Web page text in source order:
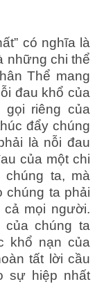
có nghĩa là
những chi thể
Thể mang
đau khổ của
gọi riêng của
đẩy chúng
là nỗi đau
của một chi
chúng ta, mà
chúng ta phải
mọi người.
của chúng ta
khổ nạn của
tất lời cầu
sự hiệp nhất